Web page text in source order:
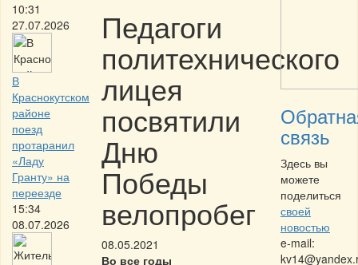
10:31
27.07.2026
В
Краснокутском
районе
поезд
протаранил
«Ладу
Гранту» на
переезде
15:34
08.07.2026
Педагоги
политехнического
лицея
посвятили
Дню
Победы
велопробег
08.05.2021
Во все годы
связь
Здесь вы
можете
поделиться
своей
новостью
e-mail: